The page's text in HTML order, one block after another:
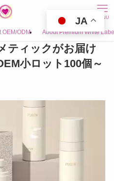
MENU
OEM/ODM About Premium White
ティックがお届け
小ロット100個～
JA